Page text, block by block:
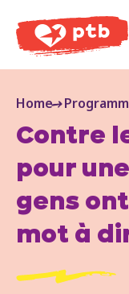
Home
Contre
pour
gens
mot à